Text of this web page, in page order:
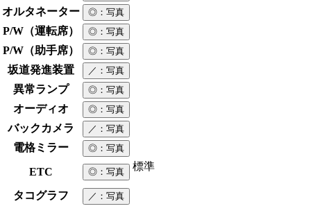
オルタネーター ◎ ：写真
P/W（運転席） ◎ ：写真
P/W（助手席） ◎ ：写真
坂道発進装置 ／ ：写真
異常ランプ ◎ ：写真
オーディオ ◎ ：写真
バックカメラ ／ ：写真
電格ミラー ◎ ：写真
ETC ◎ ：写真 標準
タコグラフ ／ ：写真